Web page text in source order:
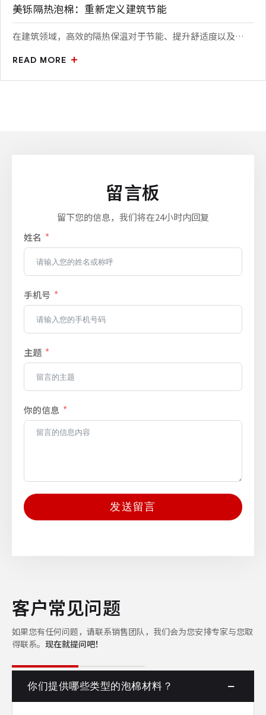
美铄隔热泡棉：重新定义建筑节能
在建筑领域，高效的隔热保温对于节能、提升舒适度以及…
READ MORE
留言板
留下您的信息，我们将在24小时内回复
姓名
手机号
主题
你的信息
发送留言
客户常见问题
如果您有任何问题，请联系销售团队，我们会为您安排专家与您取
得联系。 现在就提问吧！
你们提供哪些类型的泡棉材料？